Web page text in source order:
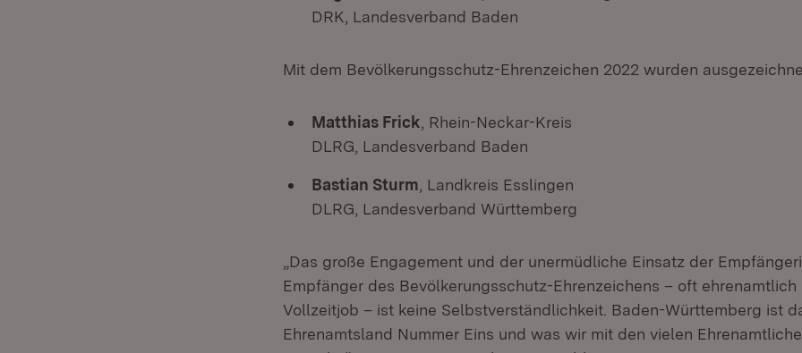
DRK, Landesverband Baden
Mit dem Bevölkerungsschutz-Ehrenzeichen 2022 wurden
Matthias Frick , Rhein-Neckar-Kreis
DLRG, Landesverband Baden
Bastian Sturm , Landkreis Esslingen
DLRG, Landesverband Württemberg
„Das große Engagement und der unermüdliche Einsatz der
Empfänger des Bevölkerungsschutz-Ehrenzeichens – oft ehrenamtlich
Vollzeitjob – ist keine Selbstverständlichkeit. Baden-Württemberg ist
Ehrenamtsland Nummer Eins und was wir mit den vielen